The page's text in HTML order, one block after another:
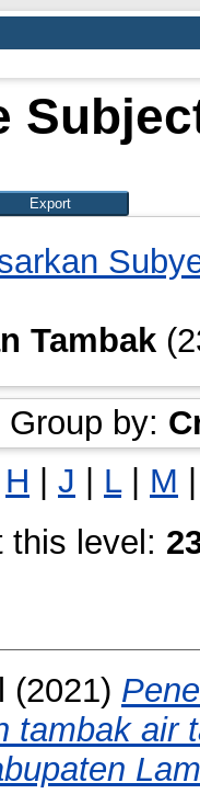
Tambak
Group by:
H | J | L| M
this level:
(2021)
tambak air